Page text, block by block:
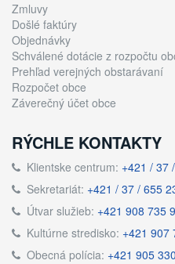
Zmluvy
Došlé faktúry
Objednávky
Schválené dotácie z rozpočtu
Prehľad verejných obstarávaní
Rozpočet obce
Záverečný účet obce
RÝCHLE KONTAKTY
Klientske centrum: +421 / 37
Sekretariát: +421 / 37 / 655
Útvar služieb: +421 908 735
Kultúrne stredisko: +421 907
Obecná polícia: +421 905